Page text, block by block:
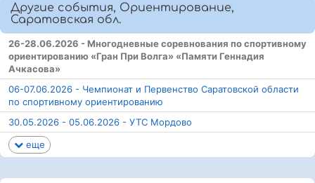
Другие события, Ориентирование,
Саратовская обл.
26-28.06.2026 - Многодневные соревнования по спортивному
ориентированию «Гран При Волга» «Памяти Геннадия
Ачкасова»
06-07.06.2026 - Чемпионат и Первенство Саратовской области
по спортивному ориентированию
30.05.2026 - 05.06.2026 - УТС Мордово
еще